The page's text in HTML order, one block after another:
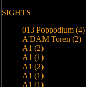
SIGHTS
013 Poppodium (4)
A'DAM Toren (2)
A1 (2)
A1 (1)
A1 (2)
A1 (1)
A1 (1)